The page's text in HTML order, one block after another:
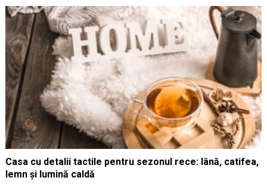
Casa cu detalii tactile pentru sezonul rece: lână, catifea,
lemn și lumină caldă